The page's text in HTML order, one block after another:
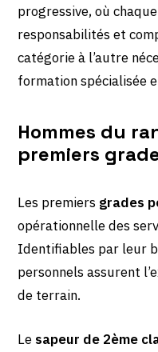
progressive, où
responsabilités et
catégorie à l’autre
formation spécialisée
Hommes du
premiers
Les premiers grades
opérationnelle des
Identifiables par leur
personnels assurent
de terrain.
Le sapeur de 2ème